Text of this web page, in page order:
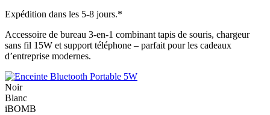
Expédition dans les 5-8 jours.*
Accessoire de bureau 3-en-1 combinant tapis de souris, chargeur
sans fil 15W et support téléphone – parfait pour les cadeaux
d’entreprise modernes.
Noir
Blanc
iBOMB